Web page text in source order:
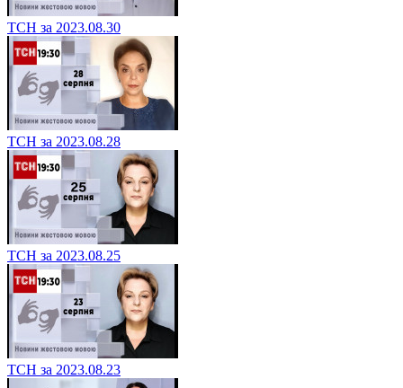
ТСН за 2023.08.30
ТСН за 2023.08.28
ТСН за 2023.08.25
ТСН за 2023.08.23